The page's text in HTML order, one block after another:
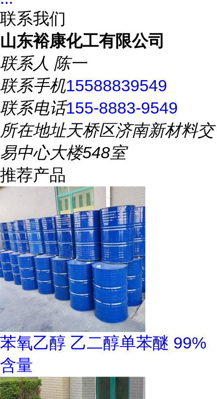
联系我们
山东裕康化工有限公司
联系人 陈一
联系手机15588839549
联系电话155-8883-9549
所在地址天桥区济南新材料交
易中心大楼548室
推荐产品
苯氧乙醇 乙二醇单苯醚 99%
含量